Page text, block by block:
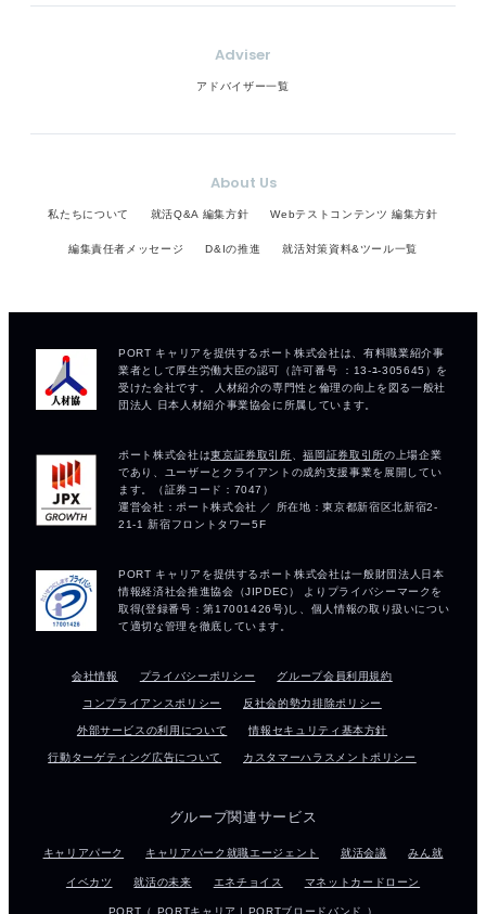
Adviser
アドバイザー一覧
About Us
私たちについて 就活Q&A 編集方針 Webテストコンテンツ 編集方針
編集責任者メッセージ D&Iの推進 就活対策資料&ツール一覧
会社情報 プライバシーポリシー グループ会員利用規約
コンプライアンスポリシー 反社会的勢力排除ポリシー
外部サービスの利用について 情報セキュリティ基本方針
行動ターゲティング広告について カスタマーハラスメントポリシー